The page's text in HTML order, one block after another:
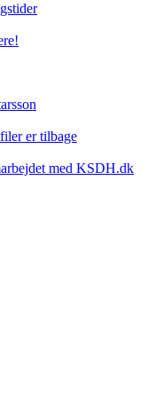
er tilbage
med KSDH.dk